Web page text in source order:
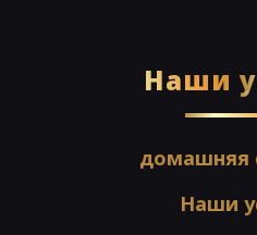
Наши
домашняя
Наши